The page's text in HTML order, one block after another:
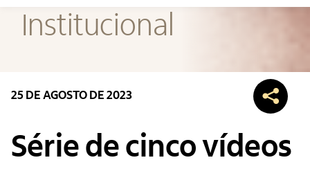
Institucional
Editais
Contato
Institucional
25 DE AGOSTO DE 2023
Série de cinco vídeos